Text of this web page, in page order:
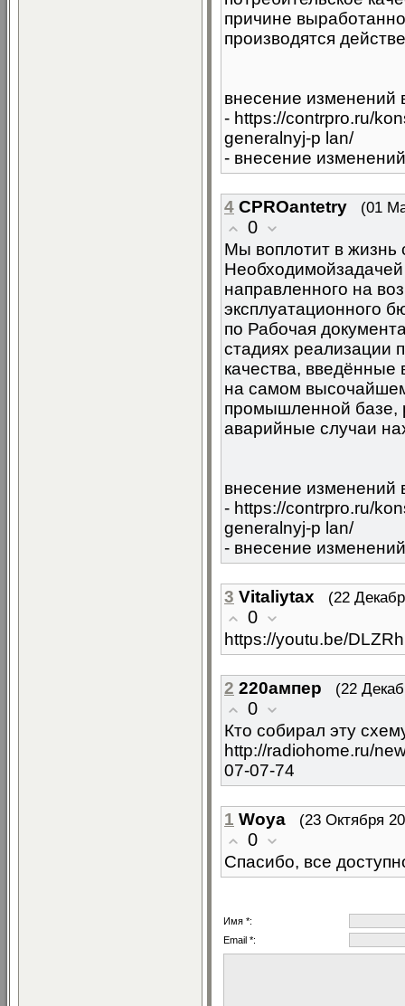
причине
производятся
внесение изменений
- https://contrpro.ru/
generalnyj-p lan/
- внесение
4 CPROantetry (01
0
Мы воплотит в жизнь
направленного на
эксплуатационного
по Рабочая
стадиях реализации
качества, введённые
на самом
промышленной базе,
аварийные случаи
внесение изменений
- https://contrpro.ru/
generalnyj-p lan/
- внесение
3 Vitaliytax (22
0
https://youtu.be/
2 220ампер (22
0
Кто собирал эту
http://radiohome.ru/
07-07-74
1 Woya (23 Октября
0
Спасибо, все
Имя *:
Email *: